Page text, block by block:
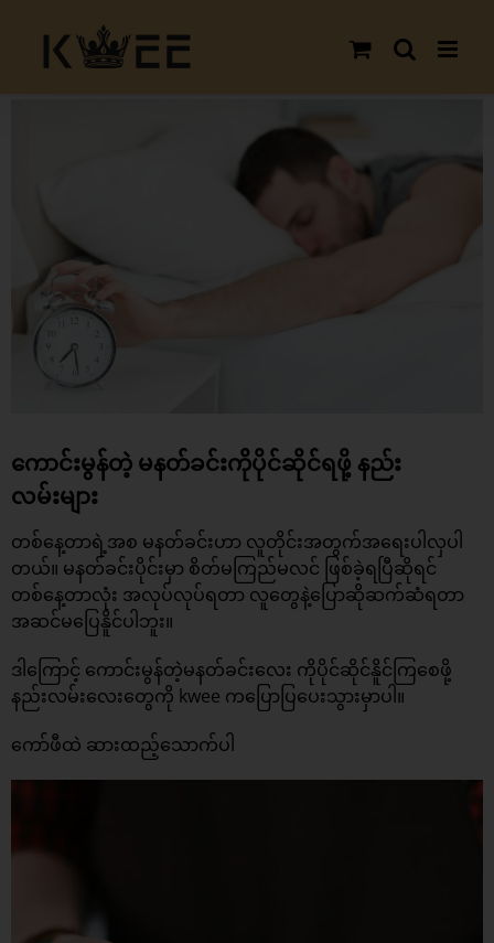
content
ကောင်းမွန်တဲ့ မနတ်ခင်းကိုပိုင်ဆိုင်ရဖို့ နည်း
လမ်းများ
တစ်နေ့တာရဲ့အစ မနတ်ခင်းဟာ လူတိုင်းအတွက်အရေးပါလှပါ
တယ်။ မနတ်ခင်းပိုင်းမှာ စိတ်မကြည်မလင် ဖြစ်ခဲ့ရပြီဆိုရင်
တစ်နေ့တာလုံး အလုပ်လုပ်ရတာ လူတွေနဲ့ပြောဆိုဆက်ဆံရတာ
အဆင်မပြေနိူင်ပါဘူး။
ဒါကြောင့် ကောင်းမွန်တဲ့မနတ်ခင်းလေး ကိုပိုင်ဆိုင်နိူင်ကြစေဖို့
နည်းလမ်းလေးတွေကို kwee ကပြောပြပေးသွားမှာပါ။
ကော်ဖီထဲ ဆားထည့်သောက်ပါ